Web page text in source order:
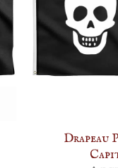
Drapeau